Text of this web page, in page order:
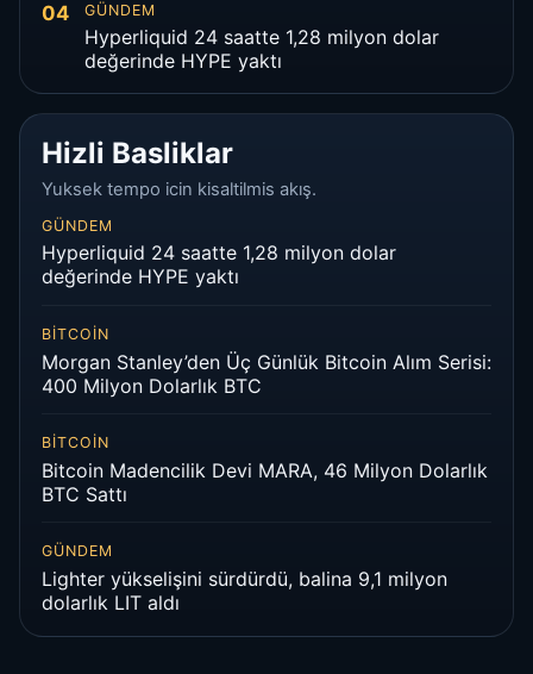
04 GÜNDEM
Hyperliquid 24 saatte 1,28 milyon dolar
değerinde HYPE yaktı
Hizli Basliklar
Yuksek tempo icin kisaltilmis akış.
GÜNDEM
Hyperliquid 24 saatte 1,28 milyon dolar
değerinde HYPE yaktı
BITCOIN
Morgan Stanley’den Üç Günlük Bitcoin Alım Serisi:
400 Milyon Dolarlık BTC
BITCOIN
Bitcoin Madencilik Devi MARA, 46 Milyon Dolarlık
BTC Sattı
GÜNDEM
Lighter yükselişini sürdürdü, balina 9,1 milyon
dolarlık LIT aldı